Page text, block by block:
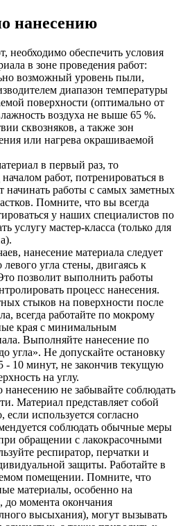
нанесению
необходимо обеспечить условия
в зоне проведения работ:
возможный уровень пыли,
диапазон температуры
поверхности (оптимально от
воздуха не выше 65 %.
сквозняков, а также зон
или нагрева окрашиваемой
в первый раз, то
работ, потренироваться в
начинать работы с самых заметных
Помните, что вы всегда
у наших специалистов по
услугу мастер-класса (только для
нанесение материала следует
левого угла стены, двигаясь к
позволит выполнить работы
процесс нанесения.
стыков на поверхности после
всегда работайте по мокрому
края с минимальным
Выполняйте нанесение по
угла». Не допускайте остановку
- 10 минут, не закончив текущую
на углу.
нанесению не забывайте соблюдать
Материал представляет собой
если используется согласно
соблюдать обычные меры
обращении с лакокрасочными
респиратор, перчатки и
защиты. Работайте в
помещении. Помните, что
материалы, особенно на
до момента окончания
высыхания), могут вызывать